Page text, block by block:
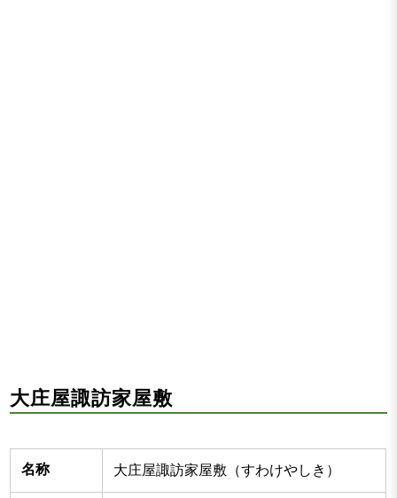
大庄屋諏訪家屋敷
名称 大庄屋諏訪家屋敷（すわけやしき）